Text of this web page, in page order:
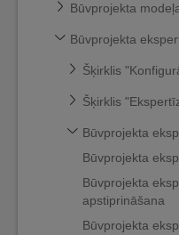
Būvprojekta
Būvprojekta
Šķirklis
Šķirklis
Būvprojekta
Būvprojekta
Būvprojekta
apstiprināšana
Būvprojekta